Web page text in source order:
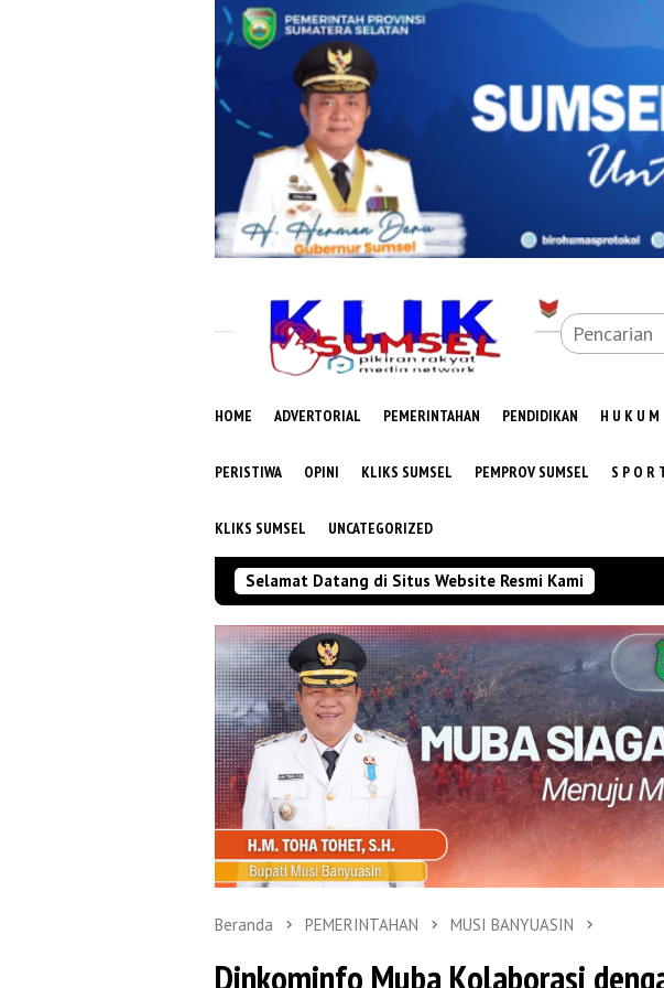
HOME ADVERTORIAL PEMERINTAHAN PENDIDIKAN H U K U M
PERISTIWA OPINI KLIKS SUMSEL PEMPROV SUMSEL S P O R
KLIKS SUMSEL UNCATEGORIZED
Selamat Datang di Situs Website Resmi Kami
Beranda PEMERINTAHAN MUSI BANYUASIN
Dinkominfo Muba Kolaborasi